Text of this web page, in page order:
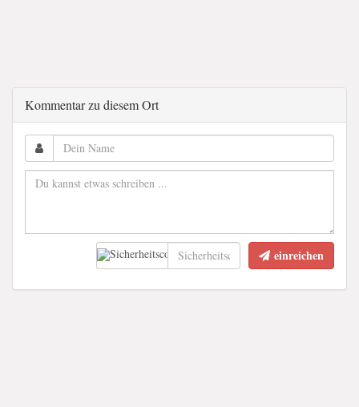
Kommentar zu diesem Ort
einreichen